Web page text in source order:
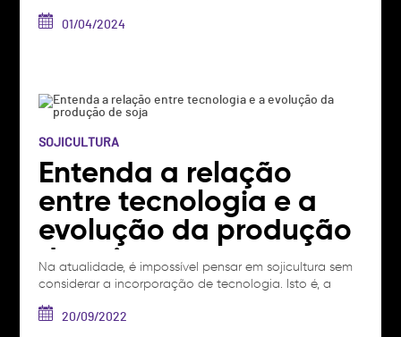
protagonismo é evidenciado por diversos recordes.
01/04/2024
SOJICULTURA
Entenda a relação
entre tecnologia e a
evolução da produção
de soja
Na atualidade, é impossível pensar em sojicultura sem
considerar a incorporação de tecnologia. Isto é, a
hoje, e esse processo evolui constante e
20/09/2022